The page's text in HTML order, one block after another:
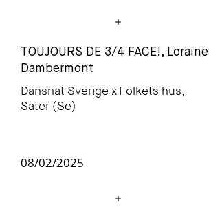
TOUJOURS DE 3/4 FACE!, Loraine
Dambermont
Dansnät Sverige xFolkets hus,
Säter (Se)
08/02/2025